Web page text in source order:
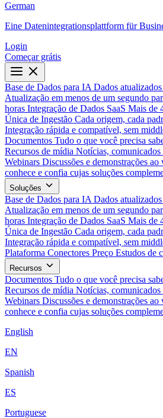
German
Eine Datenintegrationsplattform für
Login
Começar grátis
Base de Dados para IA Dados
Atualização em menos de um segundo
horas Integração de Dados SaaS Mais de
Única de Ingestão Cada origem, cada
Integração rápida e compatível, sem
Documentos Tudo o que você precisa
Recursos de mídia Notícias, comunicados
Webinars Discussões e demonstrações
conhece e confia cujas soluções
Soluções
Base de Dados para IA Dados
Atualização em menos de um segundo
horas Integração de Dados SaaS Mais de
Única de Ingestão Cada origem, cada
Integração rápida e compatível, sem
Plataforma Conectores Preço Estudos de
Recursos
Documentos Tudo o que você precisa
Recursos de mídia Notícias, comunicados
Webinars Discussões e demonstrações
conhece e confia cujas soluções
English
EN
Spanish
ES
Portuguese